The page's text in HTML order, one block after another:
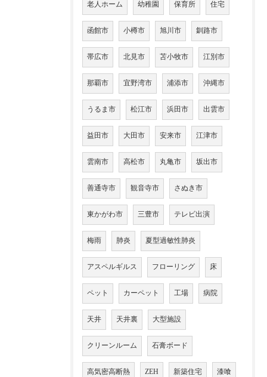
老人ホーム 幼稚園 保育所 住宅
函館市 小樽市 旭川市 釧路市
帯広市 北見市 苫小牧市 江別市
那覇市 宜野湾市 浦添市 沖縄市
うるま市 松江市 浜田市 出雲市
益田市 大田市 安来市 江津市
雲南市 高松市 丸亀市 坂出市
善通寺市 観音寺市 さぬき市
東かがわ市 三豊市 テレビ出演
梅雨 肺炎 夏型過敏性肺炎
アスペルギルス フローリング 床
ペット カーペット 工場 病院
天井 天井裏 大型施設
クリーンルーム 石膏ボード
高気密高断熱 ZEH 新築住宅 漆喰